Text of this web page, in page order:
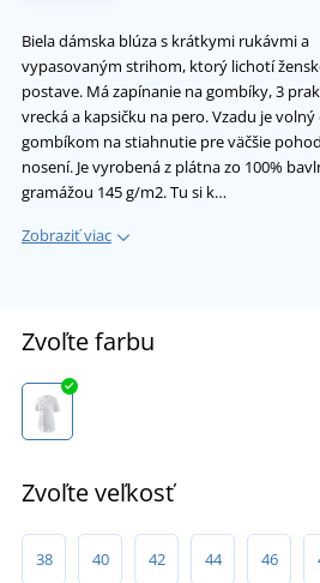
Biela dámska blúza s krátkymi rukávmi a
vypasovaným strihom, ktorý lichotí
postave. Má zapínanie na gombíky, 3
vrecká a kapsičku na pero. Vzadu je volný
gombíkom na stiahnutie pre väčšie
nosení. Je vyrobená z plátna zo 100%
gramážou 145 g/m2. Tu si k…
Zobraziť viac
Zvoľte farbu
Zvoľte veľkosť
38 40 42 44 46